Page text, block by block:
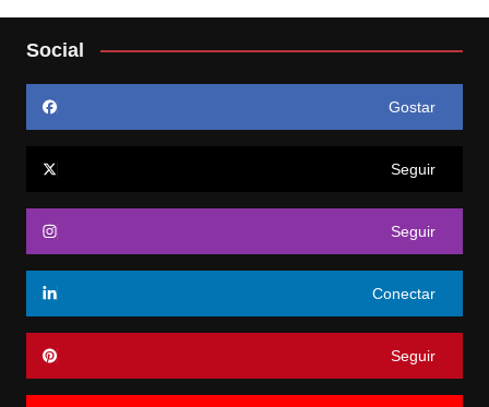
Social
Gostar
Seguir
Seguir
Conectar
Seguir